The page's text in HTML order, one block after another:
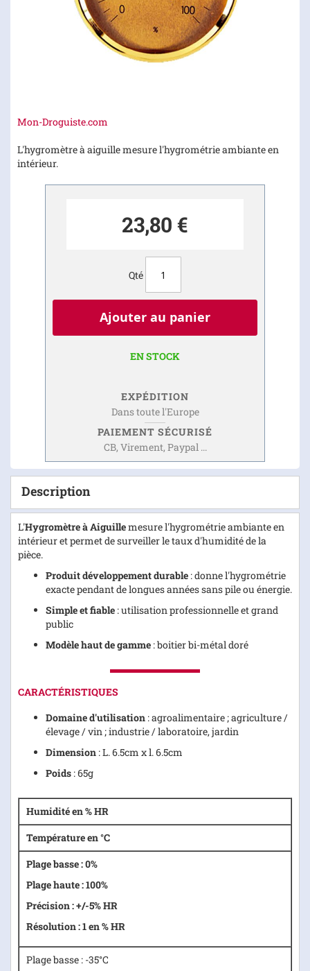
Mon-Droguiste.com
L'hygromètre à aiguille mesure l'hygrométrie ambiante en
intérieur.
23,80 €
Qté
Ajouter au panier
EN STOCK
EXPÉDITION
Dans toute l'Europe
PAIEMENT SÉCURISÉ
CB, Virement, Paypal ...
Skip
the
beginning
Description
L'Hygromètre à Aiguillemesure l'hygrométrie ambiante en
intérieur et permet de surveiller le taux d'humidité de la
pièce.
Produit développement durable : donne l'hygrométrie
exacte pendant de longues années sans pile ou énergie.
Simple et fiable : utilisation professionnelle et grand
public
Modèle haut de gamme : boitier bi-métal doré
CARACTÉRISTIQUES
Domaine d'utilisation : agroalimentaire ; agriculture /
élevage / vin ; industrie / laboratoire, jardin
Dimension : L. 6.5cm x l. 6.5cm
Poids : 65g
Humidité en % HR
Température en °C
Plage basse : 0%
Plage haute : 100%
Précision : +/-5% HR
Résolution : 1 en % HR
Plage basse : -35°C